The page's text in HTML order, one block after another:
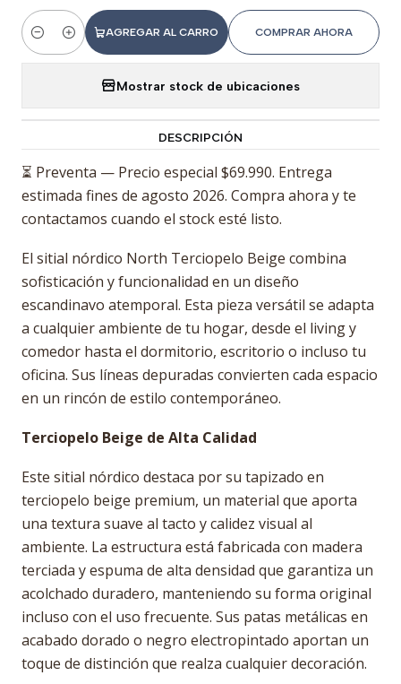
Cantidad
AGREGAR AL CARRO COMPRAR AHORA
Mostrar stock de ubicaciones
DESCRIPCIÓN
⏳ Preventa — Precio especial $69.990. Entrega
estimada fines de agosto 2026. Compra ahora y te
contactamos cuando el stock esté listo.
El sitial nórdico North Terciopelo Beige combina
sofisticación y funcionalidad en un diseño
escandinavo atemporal. Esta pieza versátil se adapta
a cualquier ambiente de tu hogar, desde el living y
comedor hasta el dormitorio, escritorio o incluso tu
oficina. Sus líneas depuradas convierten cada espacio
en un rincón de estilo contemporáneo.
Terciopelo Beige de Alta Calidad
Este sitial nórdico destaca por su tapizado en
terciopelo beige premium, un material que aporta
una textura suave al tacto y calidez visual al
ambiente. La estructura está fabricada con madera
terciada y espuma de alta densidad que garantiza un
acolchado duradero, manteniendo su forma original
incluso con el uso frecuente. Sus patas metálicas en
acabado dorado o negro electropintado aportan un
toque de distinción que realza cualquier decoración.